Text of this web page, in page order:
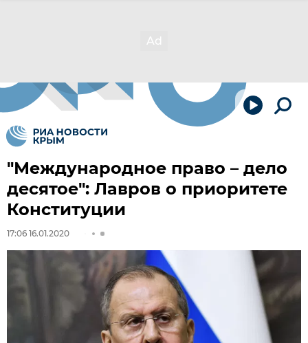
"Международное право – дело
десятое": Лавров о приоритете
Конституции
17:06 16.01.2020